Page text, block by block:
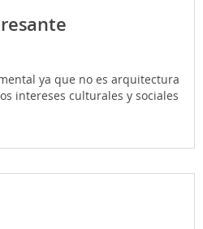
ya que no es arquitectura
intereses culturales y sociales